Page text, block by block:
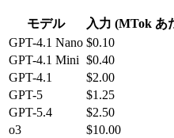
モデル 入力 (MTok あ
GPT-4.1 Nano $0.10
GPT-4.1 Mini $0.40
GPT-4.1
$2.00
GPT-5
$1.25
GPT-5.4
$2.50
o3
$10.00